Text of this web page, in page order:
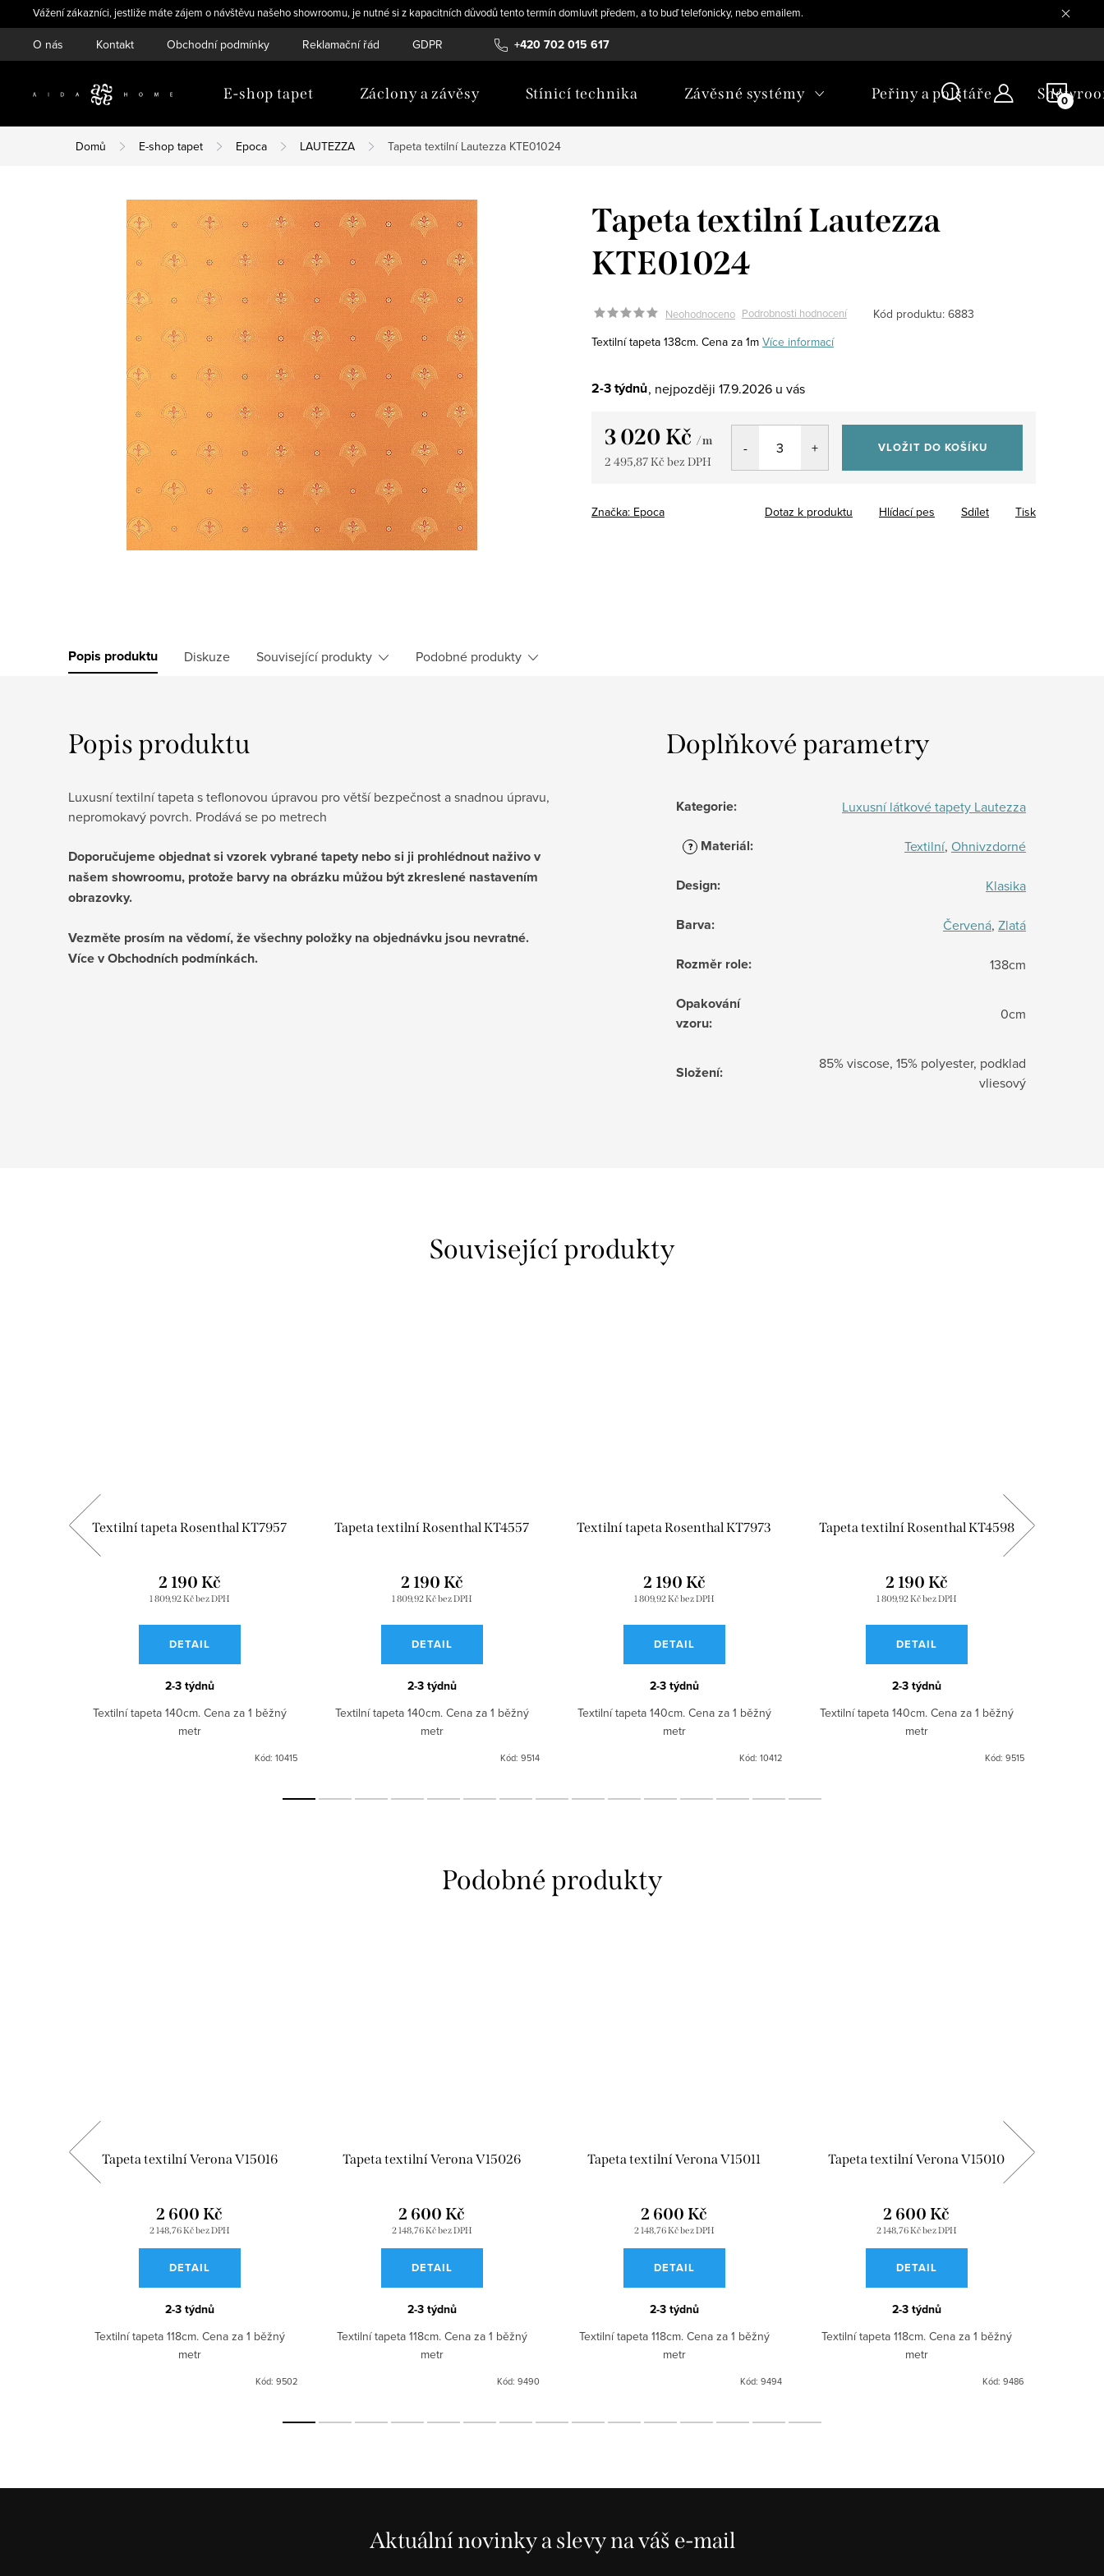
na
obsah
Vážení zákazníci, jestliže máte zájem o návštěvu našeho showroomu, je nutné si z kapacitních důvodů tento termín domluvit předem, a to buď telefonicky, nebo emailem.
+420 702 015 617
O nás Kontakt Obchodní podmínky Reklamační řád GDPR Novinky
E-shop tapet Záclony a závěsy Stínicí technika Závěsné systémy Peřiny a polštáře
Domů E-shop tapet Epoca LAUTEZZA Tapeta textilní Lautezza KTE01024
Tapeta textilní Lautezza
KTE01024
Neohodnoceno Podrobnosti hodnocení Kód produktu: 6883
Textilní tapeta 138cm. Cena za 1m Více informací
2-3 týdnů 17.9.2026
3 020 Kč / m
2 495,87 Kč bez DPH
VLOŽIT DO KOŠÍKU
Značka: Epoca Tisk
Dotaz k produktu Hlídací pes Sdílet
Popis produktu Diskuze Související produkty Podobné produkty
Popis produktu
Luxusní textilní tapeta s teflonovou úpravou pro větší bezpečnost a snadnou úpravu,
nepromokavý povrch. Prodává se po metrech
Doporučujeme objednat si vzorek vybrané tapety nebo si ji prohlédnout naživo v
našem showroomu, protože barvy na obrázku můžou být zkreslené nastavením
obrazovky.
Vezměte prosím na vědomí, že všechny položky na objednávku jsou nevratné.
Více v Obchodních podmínkách.
Doplňkové parametry
Kategorie: Luxusní látkové tapety Lautezza
? Materiál: Textilní, Ohnivzdorné
Design: Klasika
Barva: Červená, Zlatá
Rozměr role: 138cm
Opakování
vzoru: 0cm
Složení:
85% viscose, 15% polyester, podklad
vliesový
Související produkty
Textilní tapeta Rosenthal KT7957
1 809,92 Kč bez DPH
2 190 Kč
DETAIL
2-3 týdnů
Textilní tapeta 140cm. Cena za 1 běžný
metr
Kód: 10415
Tapeta textilní Rosenthal KT4557
1 809,92 Kč bez DPH
2 190 Kč
DETAIL
2-3 týdnů
Textilní tapeta 140cm. Cena za 1 běžný
metr
Kód: 9514
Textilní tapeta Rosenthal KT7973
1 809,92 Kč bez DPH
2 190 Kč
DETAIL
2-3 týdnů
Textilní tapeta 140cm. Cena za 1 běžný
metr
Kód: 10412
Tapeta textilní Rosenthal KT4598
1 809,92 Kč bez DPH
2 190 Kč
DETAIL
2-3 týdnů
Textilní tapeta 140cm. Cena za 1 běžný
metr
Kód: 9515
Tapeta textilní Verona V15016
2 148,76 Kč bez DPH
2 600 Kč
DETAIL
2-3 týdnů
Textilní tapeta 118cm. Cena za 1 běžný
metr
Kód: 9502
Tapeta textilní Verona V15026
2 148,76 Kč bez DPH
2 600 Kč
DETAIL
2-3 týdnů
Textilní tapeta 118cm. Cena za 1 běžný
metr
Kód: 9490
Tapeta textilní Verona V15011
2 148,76 Kč bez DPH
2 600 Kč
DETAIL
2-3 týdnů
Textilní tapeta 118cm. Cena za 1 běžný
metr
Kód: 9494
Tapeta textilní Verona V15010
2 148,76 Kč bez DPH
2 600 Kč
DETAIL
2-3 týdnů
Textilní tapeta 118cm. Cena za 1 běžný
metr
Kód: 9486
Aktuální novinky a slevy na váš e-mail